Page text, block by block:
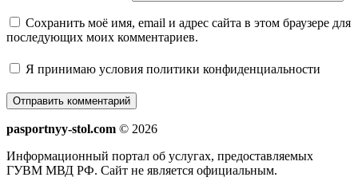
Сохранить моё имя, email и адрес сайта в этом браузере для
последующих моих комментариев.
Я принимаю условия политики конфиденциальности
pasportnyy-stol.com © 2026
Информационный портал об услугах, предоставляемых
ГУВМ МВД РФ. Сайт не является официальным.